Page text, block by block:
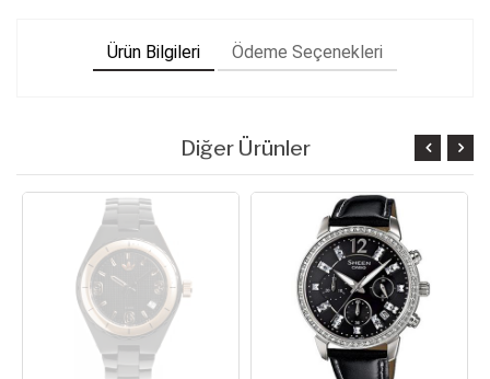
Ürün Bilgileri Ödeme Seçenekleri
Diğer Ürünler